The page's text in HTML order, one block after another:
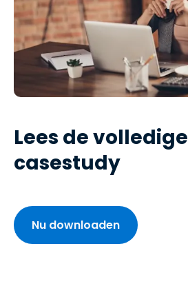
Lees de volledige
casestudy
Nu downloaden